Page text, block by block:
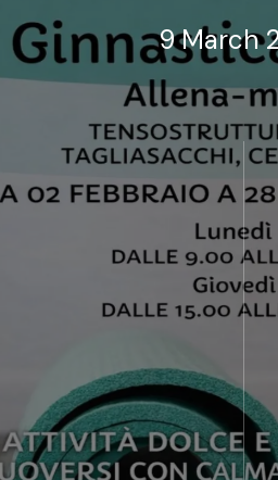
9 March